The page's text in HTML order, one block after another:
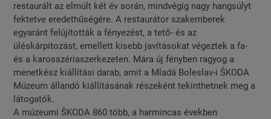
restaurált az elmúlt két év során, mindvégig nagy hangsúlyt
fektetve eredethűségére. A restaurátor szakemberek
egyaránt felújították a fényezést, a tető- és az
üléskárpitozást, emellett kisebb javításokat végeztek a fa-
és a karosszériaszerkezeten. Mára új fényben ragyog a
menetkész kiállítási darab, amit a Mladá Boleslav-i ŠKODA
Múzeum állandó kiállításának részeként tekinthetnek meg a
látogatók.
A múzeumi ŠKODA 860 több, a harmincas években